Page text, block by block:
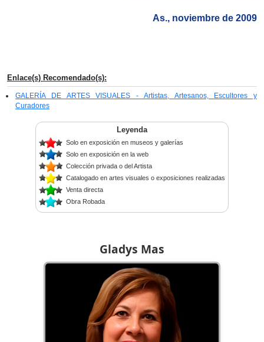
Gladys Mas
As., noviembre de 2009
Enlace(s) Recomendado(s):
GALERÍA DE ARTES VISUALES - Artistas, Artesanos, Escultores y
Curadores
Leyenda
Solo en exposición en museos y galerías
Solo en exposición en la web
Colección privada o del Artista
Catalogado en artes visuales o exposiciones realizadas
Venta directa
Obra Robada